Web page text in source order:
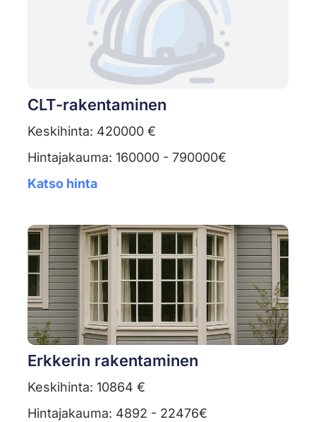
CLT-rakentaminen
Keskihinta: 420000 €
Hintajakauma: 160000 - 790000€
Katso hinta
Erkkerin rakentaminen
Keskihinta: 10864 €
Hintajakauma: 4892 - 22476€